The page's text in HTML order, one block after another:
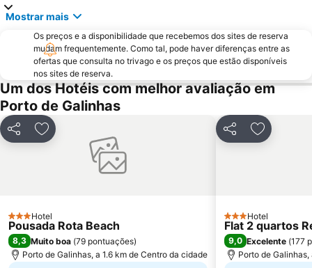
Mostrar mais
Os preços e a disponibilidade que recebemos dos sites de reserva
mudam frequentemente. Como tal, pode haver diferenças entre as
ofertas que consulta no trivago e os preços que estão disponíveis
nos sites de reserva.
Um dos Hotéis com melhor avaliação em
Porto de Galinhas
PartilharAdicionar aos favoritos
3 Estrelas
Hotel
Pousada Rota Beach
8,3 Muito boa (79 pontuações)
Porto de Galinhas, a 1.6 km de Centro da cidade
PartilharAdicionar
3 Estrelas
Hotel
Flat 2 quartos
9,0 Excelente (177
Porto de